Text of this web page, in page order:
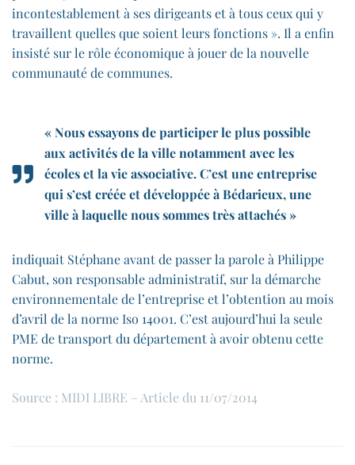
incontestablement à ses dirigeants et à tous ceux qui y
travaillent quelles que soient leurs fonctions ». Il a enfin
insisté sur le rôle économique à jouer de la nouvelle
communauté de communes.
« Nous essayons de participer le plus possible
aux activités de la ville notamment avec les
écoles et la vie associative. C’est une entreprise
qui s’est créée et développée à Bédarieux, une
ville à laquelle nous sommes très attachés »
indiquait Stéphane avant de passer la parole à Philippe
Cabut, son responsable administratif, sur la démarche
environnementale de l’entreprise et l’obtention au mois
d’avril de la norme Iso 14001. C’est aujourd’hui la seule
PME de transport du département à avoir obtenu cette
norme.
Source : MIDI LIBRE – Article du 11/07/2014